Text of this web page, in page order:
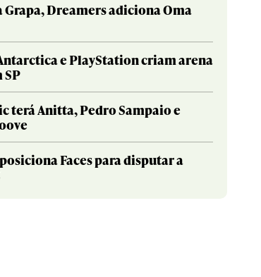
Grapa, Dreamers adiciona Oma
e PlayStation criam arena
SP
terá Anitta, Pedro Sampaio e
Faces para disputar a